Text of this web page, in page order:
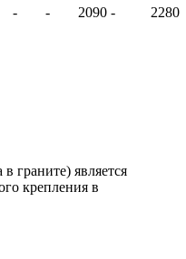
-
-
2090 -
2280
граните) является
крепления в